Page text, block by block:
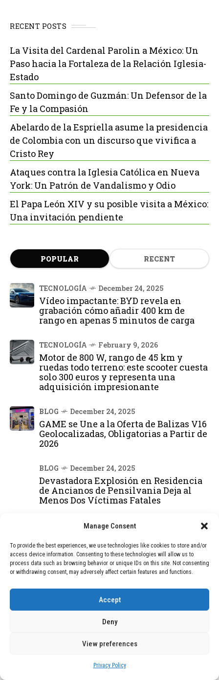
Manage Consent
To provide the best experiences, we use technologies like cookies to store and/or
access device information. Consenting to these technologies will allow us to
process data such as browsing behavior or unique IDs on this site. Not consenting
or withdrawing consent, may adversely affect certain features and functions.
Accept
Deny
View preferences
Privacy Policy
RECENT POSTS
La Visita del Cardenal Parolin a México: Un
Paso hacia la Fortaleza de la Relación Iglesia-
Estado
Santo Domingo de Guzmán: Un Defensor de la
Fe y la Compasión
Abelardo de la Espriella asume la presidencia
de Colombia con un discurso que vivifica a
Cristo Rey
Ataques contra la Iglesia Católica en Nueva
York: Un Patrón de Vandalismo y Odio
El Papa León XIV y su posible visita a México:
Una invitación pendiente
POPULAR RECENT
TECNOLOGÍA December 24, 2025
Vídeo impactante: BYD revela en
grabación cómo añadir 400 km de
rango en apenas 5 minutos de carga
TECNOLOGÍA February 9, 2026
Motor de 800 W, rango de 45 km y
ruedas todo terreno: este scooter cuesta
solo 300 euros y representa una
adquisición impresionante
BLOG December 24, 2025
GAME se Une a la Oferta de Balizas V16
Geolocalizadas, Obligatorias a Partir de
2026
BLOG December 24, 2025
Devastadora Explosión en Residencia
de Ancianos de Pensilvania Deja al
Menos Dos Víctimas Fatales
01 TECNOLOGÍA December 24, 2025
Vídeo impactante: BYD revela en
grabación cómo añadir 400 km de rango
en apenas 5 minutos de carga
February 9, 2026
ruedas todo terreno: este scooter cuesta
adquisición impresionante